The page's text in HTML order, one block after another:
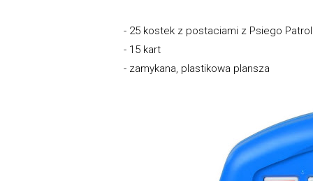
- 25 kostek z postaciami z Psiego
- 15 kart
- zamykana, plastikowa plansza